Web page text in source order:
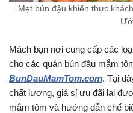
Mẹt bún đậu khiến thực
Mách bạn nơi cung cấp các
cho các quán bún đậu mắm
BunDauMamTom.com. Tại
chất lượng, giá sỉ ưu đãi lại
mắm tôm và hướng dẫn chế